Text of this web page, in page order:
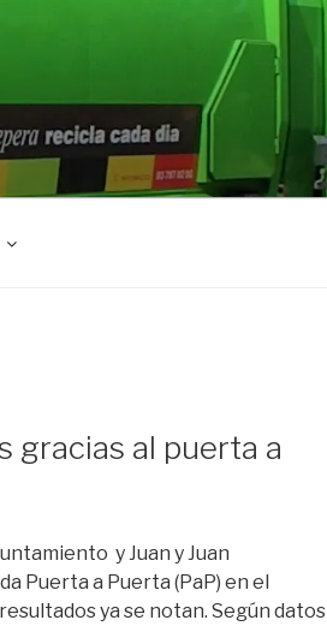
gracias al puerta a
y Juan y Juan
Puerta a Puerta (PaP) en el
ya se notan. Según datos